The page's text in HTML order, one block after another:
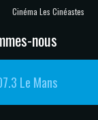
Cinéma Les Cinéastes
nous
Le Mans